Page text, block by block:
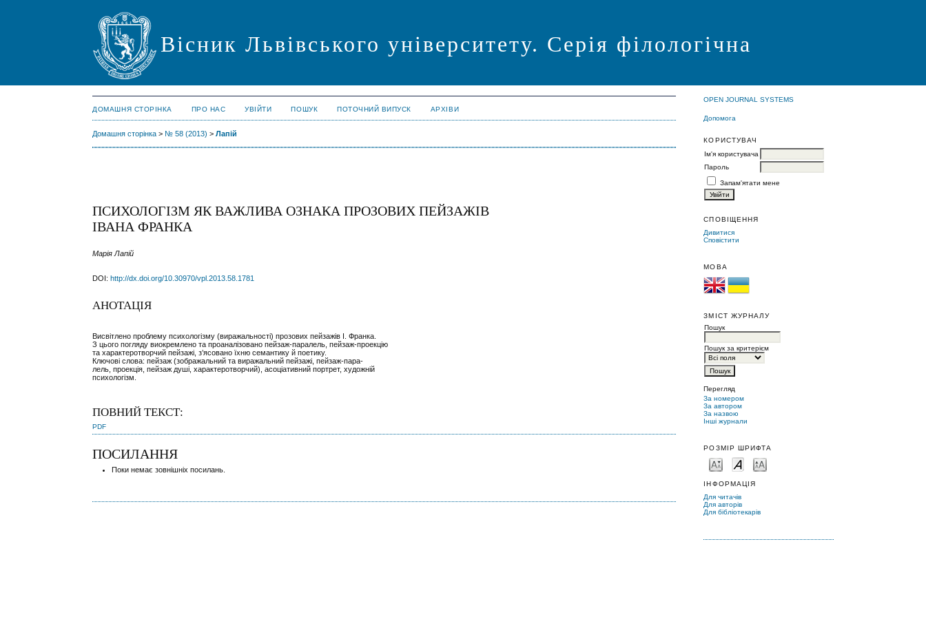
Вісник Львівського університету. Серія філологічна
OPEN JOURNAL SYSTEMS
Допомога
КОРИСТУВАЧ
Ім'я користувача
Пароль
Запам'ятати мене
СПОВІЩЕННЯ
Дивитися
Сповістити
МОВА
ЗМІСТ ЖУРНАЛУ
Пошук
Пошук за критерієм
Перегляд
За номером
За автором
За назвою
Інші журнали
РОЗМІР ШРИФТА
ІНФОРМАЦІЯ
Для читачів
Для авторів
Для бібліотекарів
ДОМАШНЯ СТОРІНКА ПРО НАС УВІЙТИ ПОШУК ПОТОЧНИЙ ВИПУСК АРХІВИ
Домашня сторінка > № 58 (2013) >Лапій
ПСИХОЛОГІЗМ ЯК ВАЖЛИВА ОЗНАКА ПРОЗОВИХ ПЕЙЗАЖІВ
ІВАНА ФРАНКА
Марія Лапій
DOI:http://dx.doi.org/10.30970/vpl.2013.58.1781
АНОТАЦІЯ
Висвітлено проблему психологізму (виражальності) прозових пейзажів І. Франка.
З цього погляду виокремлено та проаналізовано пейзаж-паралель, пейзаж-проекцію
та характеротворчий пейзажі, з’ясовано їхню семантику й поетику.
Ключові слова: пейзаж (зображальний та виражальний пейзажі, пейзаж-пара-
лель, проекція, пейзаж душі, характеротворчий), асоціативний портрет, художній
психологізм.
ПОВНИЙ ТЕКСТ:
PDF
ПОСИЛАННЯ
Поки немає зовнішніх посилань.